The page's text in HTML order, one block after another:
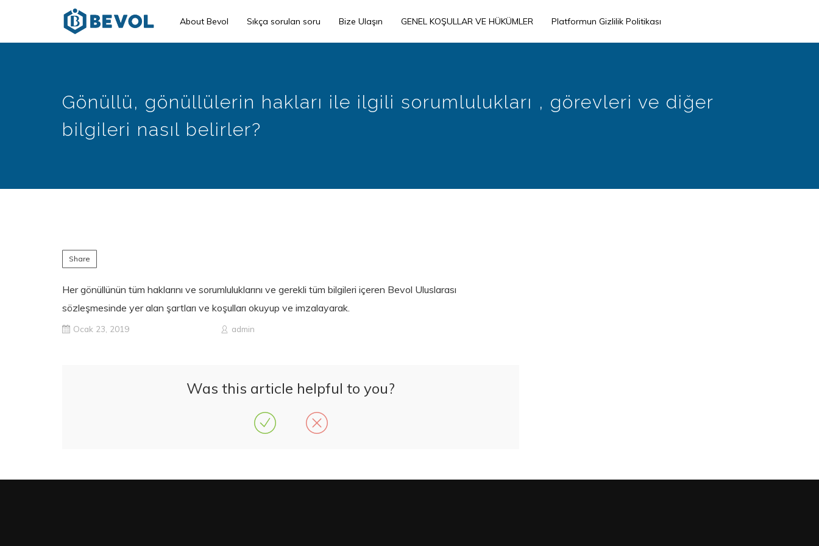
main
About Bevol Sıkça sorulan soru Bize Ulaşın GENEL KOŞULLAR VE HÜKÜMLER Platformun Gizlilik Politikası
Gönüllü, gönüllülerin hakları ile ilgili sorumlulukları , görevleri ve diğer
bilgileri nasıl belirler?
Share
Her gönüllünün tüm haklarını ve sorumluluklarını ve gerekli tüm bilgileri içeren Bevol Uluslarası
sözleşmesinde yer alan şartları ve koşulları okuyup ve imzalayarak.
Ocak 23, 2019 admin
Was this article helpful to you?